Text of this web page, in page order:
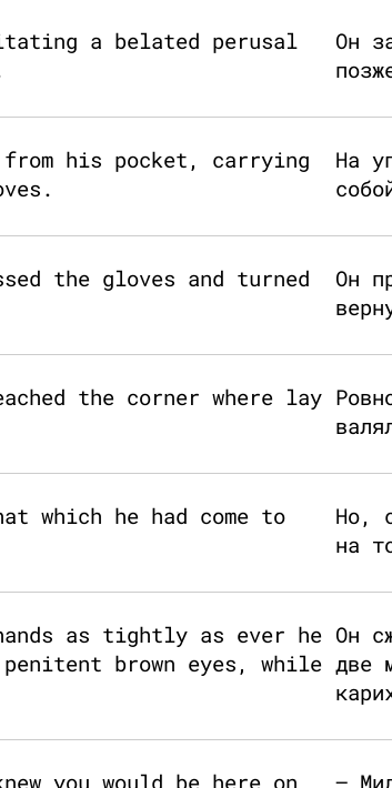
a belated perusal
Он
his pocket, carrying
На
the gloves and turned
Он
the corner where lay
which he had come to
Но,
на
as tightly as ever he
brown eyes, while
Он
две
you would be here on –